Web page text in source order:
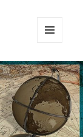
ーとウ
ィジェ
ット